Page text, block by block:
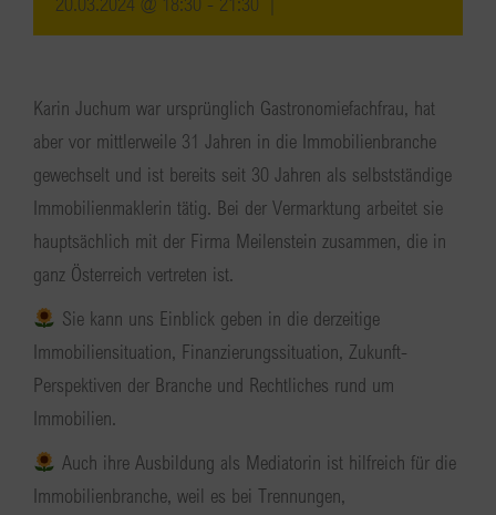
Karin Juchum war ursprünglich Gastronomiefachfrau, hat
aber vor mittlerweile 31 Jahren in die Immobilienbranche
gewechselt und ist bereits seit 30 Jahren als selbstständige
Immobilienmaklerin tätig. Bei der Vermarktung arbeitet sie
hauptsächlich mit der Firma Meilenstein zusammen, die in
ganz Österreich vertreten ist.
Sie kann uns Einblick geben in die derzeitige
Immobiliensituation, Finanzierungssituation, Zukunft-
Perspektiven der Branche und Rechtliches rund um
Immobilien.
Auch ihre Ausbildung als Mediatorin ist hilfreich für die
Immobilienbranche, weil es bei Trennungen,